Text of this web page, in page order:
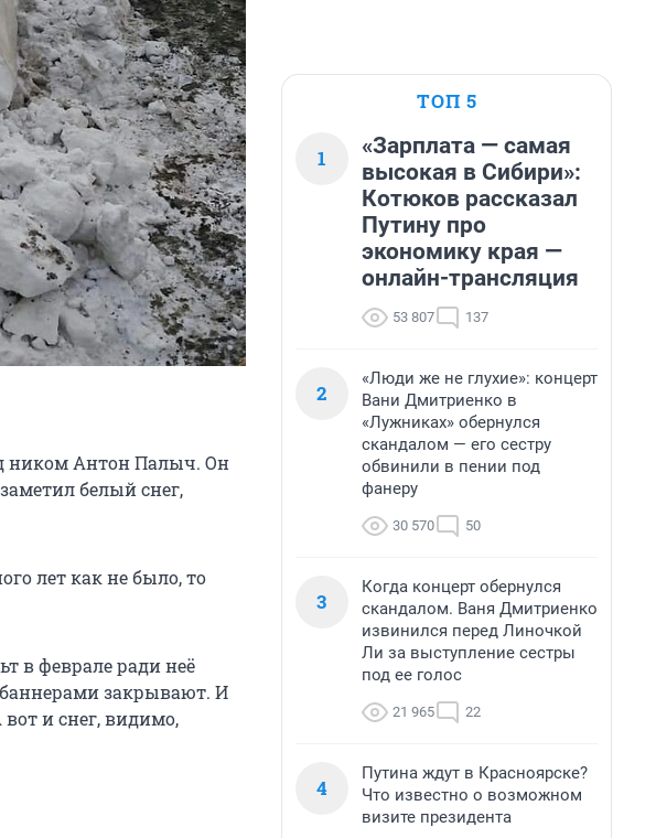
ником Антон Палыч. Он
белый снег,
лет как не было, то
в феврале ради неё
баннерами закрывают. И
и снег, видимо,
ТОП 5
1
«Зарплата — самая
высокая в Сибири»:
Котюков рассказал
Путину про
экономику края —
онлайн-трансляция
53 807 137
2
«Люди же не глухие»: концерт
Вани Дмитриенко в
«Лужниках» обернулся
скандалом — его сестру
обвинили в пении под
фанеру
30 570 50
3
Когда концерт обернулся
скандалом. Ваня Дмитриенко
извинился перед Линочкой
Ли за выступление сестры
под ее голос
21 965 22
4
Путина ждут в Красноярске?
Что известно о возможном
визите президента